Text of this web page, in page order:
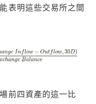
表明這些交易所之間
前四資產的這一比